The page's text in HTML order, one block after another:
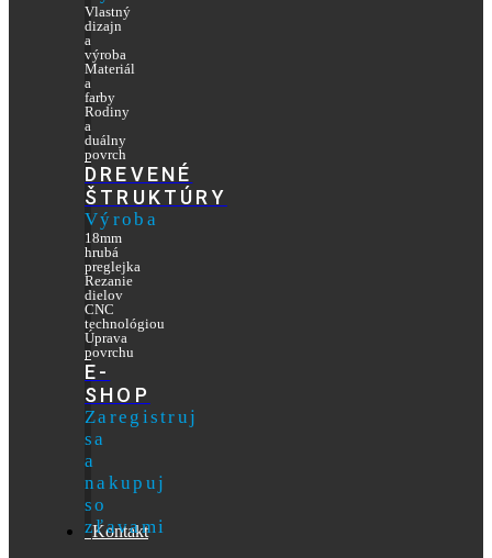
Vlastný
dizajn
a
výroba
Materiál
a
farby
Rodiny
a
duálny
povrch
DREVENÉ
ŠTRUKTÚRY
Výroba
18mm
hrubá
preglejka
Rezanie
dielov
CNC
technológiou
Úprava
povrchu
E-
SHOP
Zaregistruj
sa
a
nakupuj
so
zľavami
Kontakt